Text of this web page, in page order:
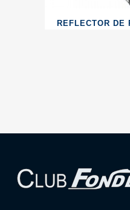
REFLECTOR DE